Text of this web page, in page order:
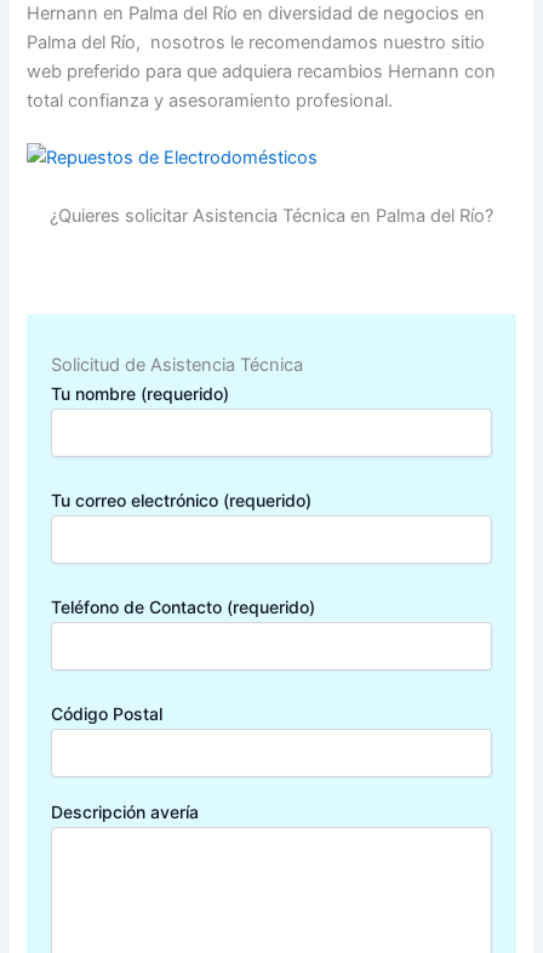
Hernann en Palma del Río en diversidad de negocios en
Palma del Río, nosotros le recomendamos nuestro sitio
web preferido para que adquiera recambios Hernann con
total confianza y asesoramiento profesional.
¿Quieres solicitar Asistencia Técnica en Palma del Río?
Solicitud de Asistencia Técnica
Tu nombre (requerido)
Tu correo electrónico (requerido)
Teléfono de Contacto (requerido)
Código Postal
Descripción avería